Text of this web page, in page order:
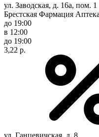
ул. Заводская, д. 16а, пом. 1
Брестская Фармация
до 19:00
в 12:00
до 19:00
3,22 р.
ул. Ганцевичская, д. 8